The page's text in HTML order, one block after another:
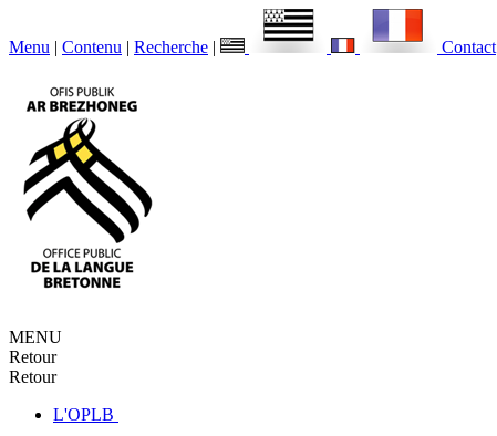
Menu | Contenu | Recherche | Contact
MENU
Retour
Retour
L'OPLB